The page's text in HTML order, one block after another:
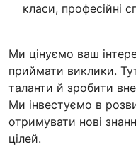
класи, професійні
Ми цінуємо ваш
приймати виклики.
таланти й зробити
Ми інвестуємо в
отримувати нові
цілей.